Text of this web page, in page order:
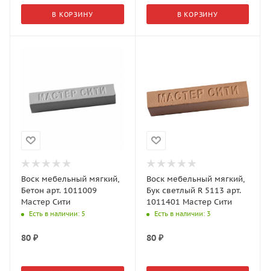
В КОРЗИНУ В КОРЗИНУ
Воск мебельный мягкий,
Бетон арт. 1011009
Мастер Сити
Есть в наличии: 5
80 ₽
Воск мебельный мягкий,
Бук светлый R 5113 арт.
1011401 Мастер Сити
Есть в наличии: 3
80₽